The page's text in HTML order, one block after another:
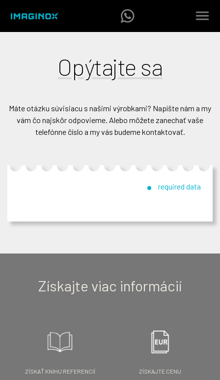
Opýtajte sa
Máte otázku súvisiacu s našimi výrobkami? Napíšte nám a my
vám čo najskôr odpovieme. Alebo môžete zanechať vaše
telefónne číslo a my vás budeme kontaktovať.
required data
Získajte viac informácií
ZÍSKAŤ KNIHU REFERENCIÍ ZÍSKAJTE CENU